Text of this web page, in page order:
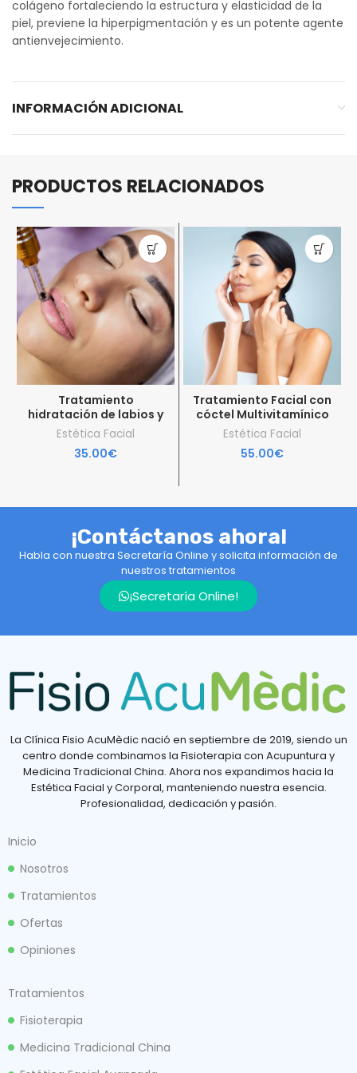
colágeno fortaleciendo la estructura y elasticidad de la
piel, previene la hiperpigmentación y es un potente agente
antienvejecimiento.
INFORMACIÓN ADICIONAL
PRODUCTOS RELACIONADOS
Tratamiento
hidratación de labios y
zona peribucal
Estética Facial
35.00€
Tratamiento Facial con
cóctel Multivitamínico
Estética Facial
55.00€
¡Contáctanos ahora!
Habla con nuestra Secretaría Online y solicita información de
nuestros tratamientos
¡Secretaría Online!
La Clínica Fisio AcuMèdic nació en septiembre de 2019, siendo un
centro donde combinamos la Fisioterapia con Acupuntura y
Medicina Tradicional China. Ahora nos expandimos hacia la
Estética Facial y Corporal, manteniendo nuestra esencia.
Profesionalidad, dedicación y pasión.
Inicio
Nosotros
Tratamientos
Ofertas
Opiniones
Tratamientos
Fisioterapia
Medicina Tradicional China